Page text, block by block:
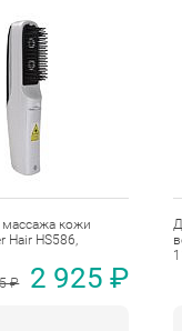
кожи
Hair HS586,
₽
2 925 ₽